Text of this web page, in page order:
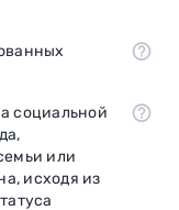
социальной
или
исходя из